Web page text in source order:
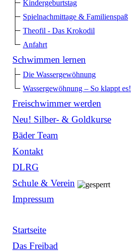
Kindergeburtstag
Spielnachmittage & Familienspaß
Theofil - Das Krokodil
Anfahrt
Schwimmen lernen
Die Wassergewöhnung
Wassergewöhnung – So klappt es!
Freischwimmer werden
Neu! Silber- & Goldkurse
Bäder Team
Kontakt
DLRG
Schule & Verein
Impressum
Startseite
Das Freibad